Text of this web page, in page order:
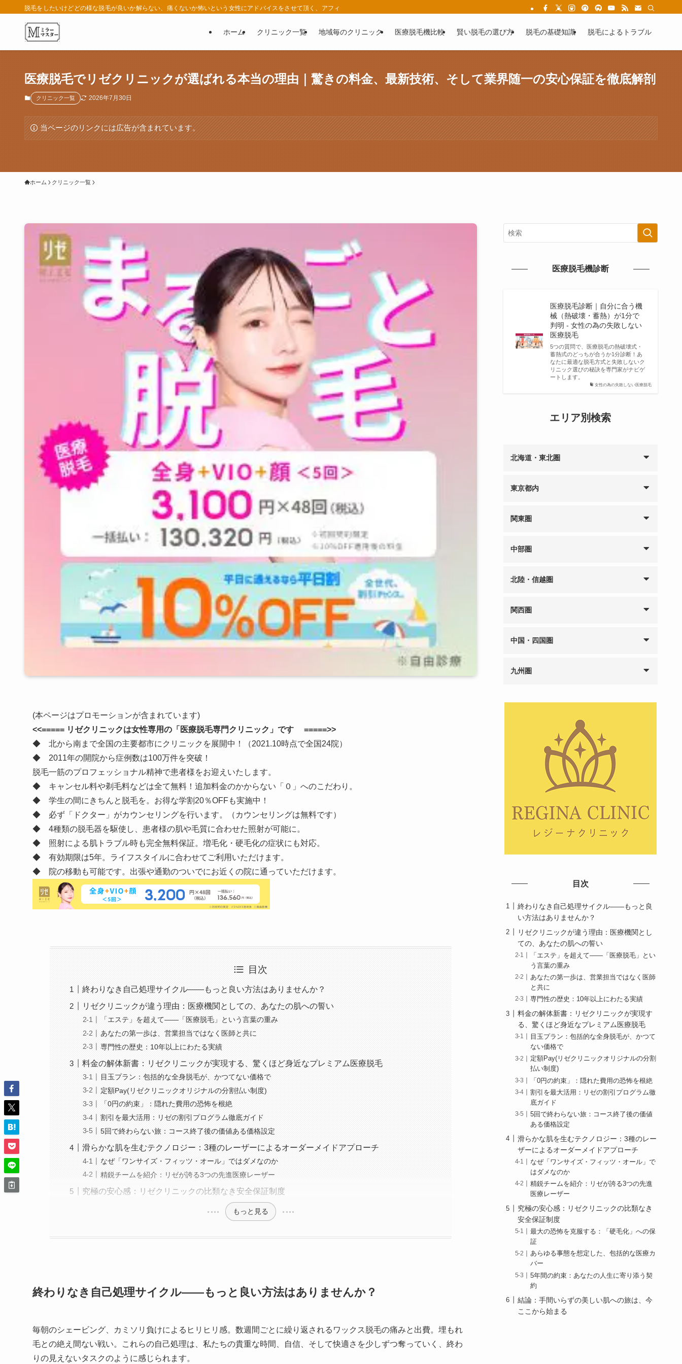
脱毛をしたいけどどの様な脱毛が良いか解らない、痛くないか怖いという女性にアドバイスをさせて頂く、アフィリエイト広告を利用したサイトです。 | 女性の為の失敗しない医療脱毛
ホーム クリニック一覧 地域毎のクリニック 医療脱毛機比較 賢い脱毛の選び方 脱毛の基礎知識 脱毛によるトラブル
医療脱毛でリゼクリニックが選ばれる本当の理由｜驚きの料金、最新技術、そして業界随一の安心保証を徹底解剖
クリニック一覧 2026年7月30日
当ページのリンクには広告が含まれています。
ホーム クリニック一覧
(本ページはプロモーションが含まれています)
<<===== リゼクリニックは女性専用の「医療脱毛専門クリニック」です =====>>
◆ 北から南まで全国の主要都市にクリニックを展開中！（2021.10時点で全国24院）
◆ 2011年の開院から症例数は100万件を突破！
脱毛一筋のプロフェッショナル精神で患者様をお迎えいたします。
◆ キャンセル料や剃毛料などは全て無料！追加料金のかからない「０」へのこだわり。
◆ 学生の間にきちんと脱毛を。お得な学割20％OFFも実施中！
◆ 必ず「ドクター」がカウンセリングを行います。（カウンセリングは無料です）
◆ 4種類の脱毛器を駆使し、患者様の肌や毛質に合わせた照射が可能に。
◆ 照射による肌トラブル時も完全無料保証。増毛化・硬毛化の症状にも対応。
◆ 有効期限は5年。ライフスタイルに合わせてご利用いただけます。
◆ 院の移動も可能です。出張や通勤のついでにお近くの院に通っていただけます。
目次
終わりなき自己処理サイクル――もっと良い方法はありませんか？
リゼクリニックが違う理由：医療機関としての、あなたの肌への誓い
「エステ」を超えて――「医療脱毛」という言葉の重み
あなたの第一歩は、営業担当ではなく医師と共に
専門性の歴史：10年以上にわたる実績
料金の解体新書：リゼクリニックが実現する、驚くほど身近なプレミアム医療脱毛
目玉プラン：包括的な全身脱毛が、かつてない価格で
定額Pay(リゼクリニックオリジナルの分割払い制度)
「0円の約束」：隠れた費用の恐怖を根絶
割引を最大活用：リゼの割引プログラム徹底ガイド
5回で終わらない旅：コース終了後の価値ある価格設定
滑らかな肌を生むテクノロジー：3種のレーザーによるオーダーメイドアプローチ
なぜ「ワンサイズ・フィッツ・オール」ではダメなのか
精鋭チームを紹介：リゼが誇る3つの先進医療レーザー
究極の安心感：リゼクリニックの比類なき安全保証制度
もっと見る
終わりなき自己処理サイクル――もっと良い方法はありませんか？
毎朝のシェービング、カミソリ負けによるヒリヒリ感。数週間ごとに繰り返されるワックス脱毛の痛みと出費。埋もれ
毛との絶え間ない戦い。これらの自己処理は、私たちの貴重な時間、自信、そして快適さを少しずつ奪っていく、終わ
りの見えないタスクのように感じられます。
医療脱毛機診断
女性の為の失敗しない医療脱毛
医療脱毛診断｜自分に合う機
械（熱破壊・蓄熱）が1分で
判明 - 女性の為の失敗しない
医療脱毛
5つの質問で、医療脱毛の熱破壊式・
蓄熱式のどっちが合うか1分診断！あ
なたに最適な脱毛方式と失敗しないク
リニック選びの秘訣を専門家がナビゲ
ートします。
エリア別検索
北海道・東北圏
東京都内
関東圏
中部圏
北陸・信越圏
関西圏
中国・四国圏
九州圏
目次
終わりなき自己処理サイクル――もっと良
い方法はありませんか？
リゼクリニックが違う理由：医療機関とし
ての、あなたの肌への誓い
「エステ」を超えて――「医療脱毛」とい
う言葉の重み
あなたの第一歩は、営業担当ではなく医師
と共に
専門性の歴史：10年以上にわたる実績
料金の解体新書：リゼクリニックが実現す
る、驚くほど身近なプレミアム医療脱毛
目玉プラン：包括的な全身脱毛が、かつて
ない価格で
定額Pay(リゼクリニックオリジナルの分割
払い制度)
「0円の約束」：隠れた費用の恐怖を根絶
割引を最大活用：リゼの割引プログラム徹
底ガイド
5回で終わらない旅：コース終了後の価値
ある価格設定
滑らかな肌を生むテクノロジー：3種のレー
ザーによるオーダーメイドアプローチ
なぜ「ワンサイズ・フィッツ・オール」で
はダメなのか
精鋭チームを紹介：リゼが誇る3つの先進
医療レーザー
究極の安心感：リゼクリニックの比類なき
安全保証制度
最大の恐怖を克服する：「硬毛化」への保
証
あらゆる事態を想定した、包括的な医療カ
バー
5年間の約束：あなたの人生に寄り添う契
約
結論：手間いらずの美しい肌への旅は、今
ここから始まる